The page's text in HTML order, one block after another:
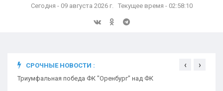
Сегодня - 09 августа 2026 г. Текущее время - 02:58:11
СРОЧНЫЕ НОВОСТИ :
Триумфальная победа ФК "Оренбург" над ФК
‹ ›